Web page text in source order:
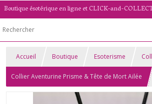
Accueil Boutique Esoterisme
Collier Aventurine Prisme & Tête de Mort Ailée